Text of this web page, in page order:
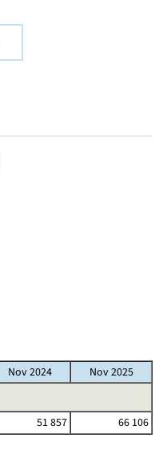
Nov 2024 Nov 2025
51 857 66 106